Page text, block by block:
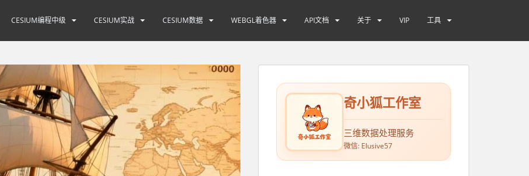
CESIUM编程中级 CESIUM实战 CESIUM数据 WEBGL着色器 API文档 关于 VIP 工具
奇小狐工作室
三维数据处理服务
微信: Elusive57